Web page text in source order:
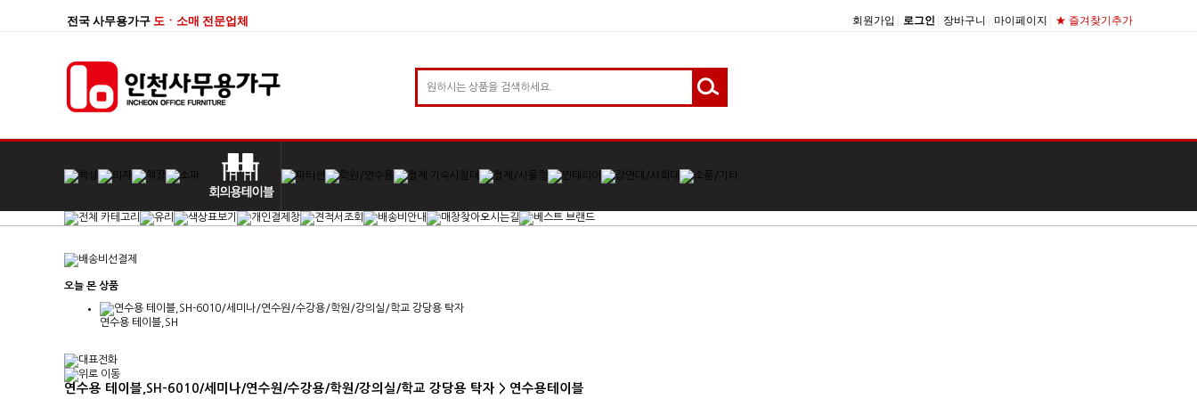
전국 사무용가구 도ㆍ소매 전문업체 회원가입 로그인 장바구니 마이페이지 ★ 즐겨찾기추가
오늘 본 상품
연수용 테이블,SH
연수용 테이블,SH-6010/세미나/연수원/수강용/학원/강의실/학교 강당용 탁자 > 연수용테이블